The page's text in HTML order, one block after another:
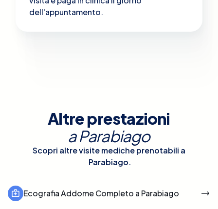
dell'appuntamento.
Altre prestazioni
aParabiago
Scopri altre visite mediche prenotabili a
Parabiago.
Ecografia Addome Completo a Parabiago